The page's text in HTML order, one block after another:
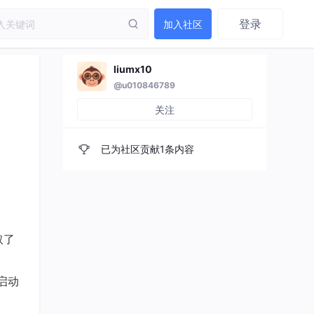
加入社区 登录
动
liumx10
@u010846789
关注
已为社区贡献1条内容